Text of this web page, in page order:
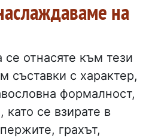
на
отнасяте към тези
съставки с характер,
формалност,
като се взирате в
грахът,